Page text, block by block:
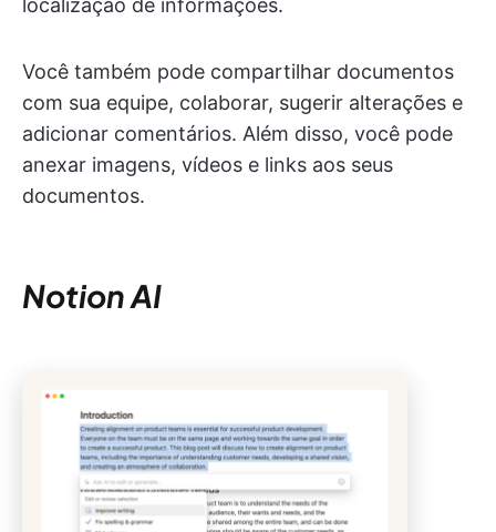
localização de informações.
Você também pode compartilhar documentos
com sua equipe, colaborar, sugerir alterações e
adicionar comentários. Além disso, você pode
anexar imagens, vídeos e links aos seus
documentos.
Notion AI